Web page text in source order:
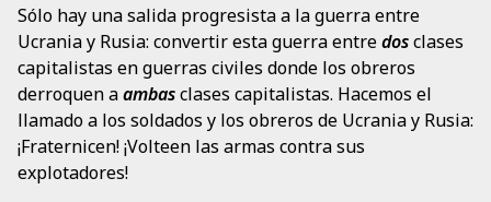
Sólo hay una salida progresista a la guerra entre
Ucrania y Rusia: convertir esta guerra entredosclases
capitalistas en guerras civiles donde los obreros
derroquen aambasclases capitalistas. Hacemos el
llamado a los soldados y los obreros de Ucrania y Rusia:
¡Fraternicen! ¡Volteen las armas contra sus
explotadores!